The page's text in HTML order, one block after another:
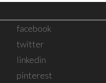
facebook
twitter
linkedin
pinterest